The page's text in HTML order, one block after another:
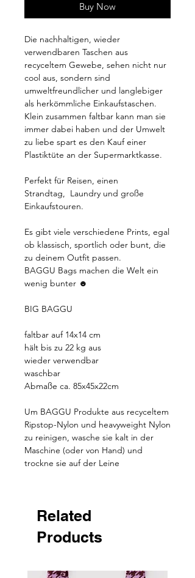
Buy Now
Die nachhaltigen, wieder
verwendbaren Taschen aus
recyceltem Gewebe, sehen nicht nur
cool aus, sondern sind
umweltfreundlicher und langlebiger
als herkömmliche Einkaufstaschen.
Klein zusammen faltbar kann man sie
immer dabei haben und der Umwelt
zu liebe spart es den Kauf einer
Plastiktüte an der Supermarktkasse.
Perfekt für Reisen, einen
Strandtag, Laundry und große
Einkaufstouren.
Es gibt viele verschiedene Prints, egal
ob klassisch, sportlich oder bunt, die
zu deinem Outfit passen.
BAGGU Bags machen die Welt ein
wenig bunter ☻
BIG BAGGU
faltbar auf 14x14 cm
hält bis zu 22 kg aus
wieder verwendbar
waschbar
Abmaße ca. 85x45x22cm
Um BAGGU Produkte aus recyceltem
Ripstop-Nylon und heavyweight Nylon
zu reinigen, wasche sie kalt in der
Maschine (oder von Hand) und
trockne sie auf der Leine
Related
Products